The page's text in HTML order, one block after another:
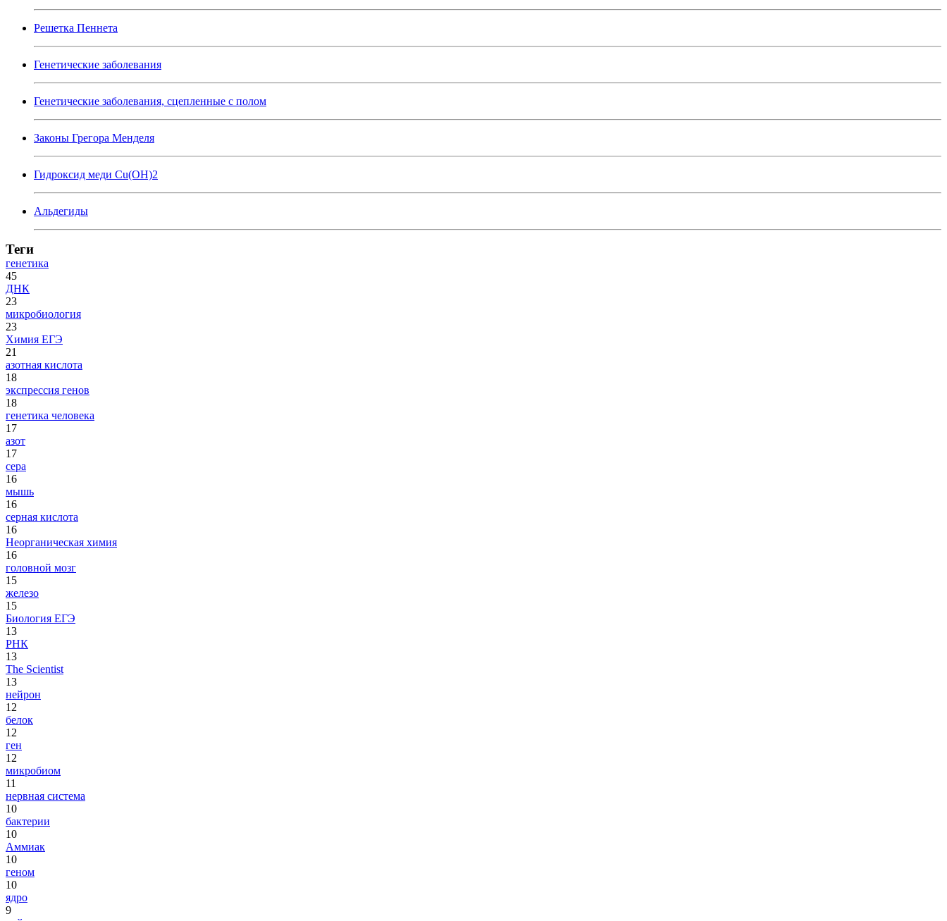
Решетка Пеннета
Генетические заболевания
Генетические заболевания, сцепленные с полом
Законы Грегора Менделя
Гидроксид меди Cu(OH)2
Альдегиды
Теги
генетика
45
ДНК
23
микробиология
23
Химия ЕГЭ
21
азотная кислота
18
экспрессия генов
18
генетика человека
17
азот
17
сера
16
мышь
16
серная кислота
16
Неорганическая химия
16
головной мозг
15
железо
15
Биология ЕГЭ
13
РНК
13
The Scientist
13
нейрон
12
белок
12
ген
12
микробиом
11
нервная система
10
бактерии
10
Аммиак
10
геном
10
ядро
9